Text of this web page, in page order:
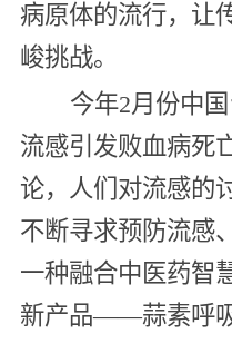
病原体的流行，让
峻挑战。
今年2月份中
流感引发败血病死
论，人们对流感的
不断寻求预防流感
一种融合中医药智
新产品——蒜素呼